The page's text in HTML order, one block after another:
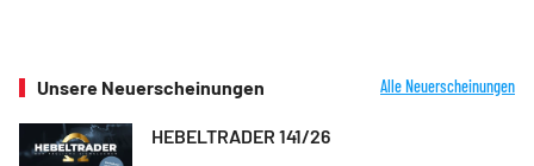
Unsere Neuerscheinungen Alle Neuerscheinungen
HEBELTRADER 141/26